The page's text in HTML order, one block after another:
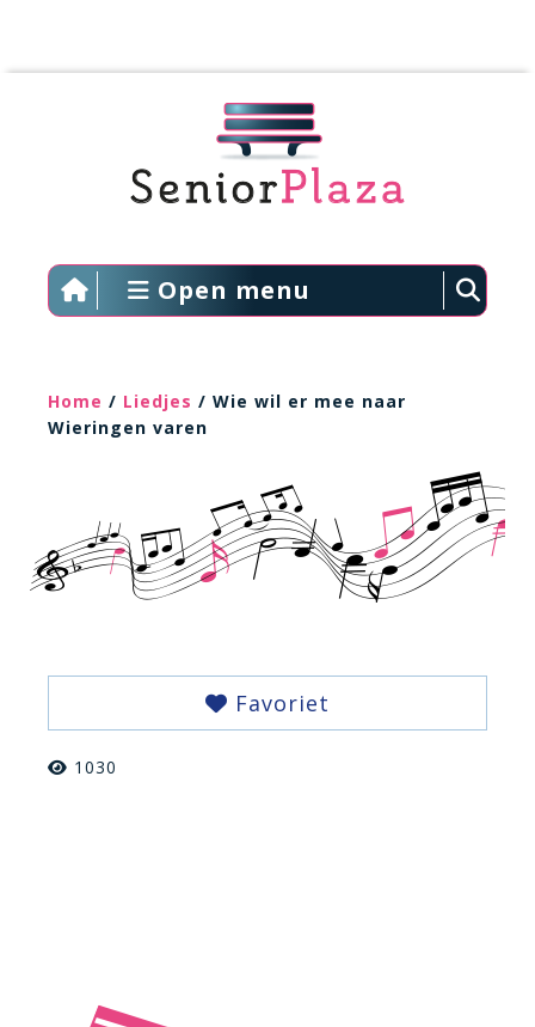
Open menu
Home / Liedjes / Wie wil er mee naar
Wieringen varen
Favoriet
1030